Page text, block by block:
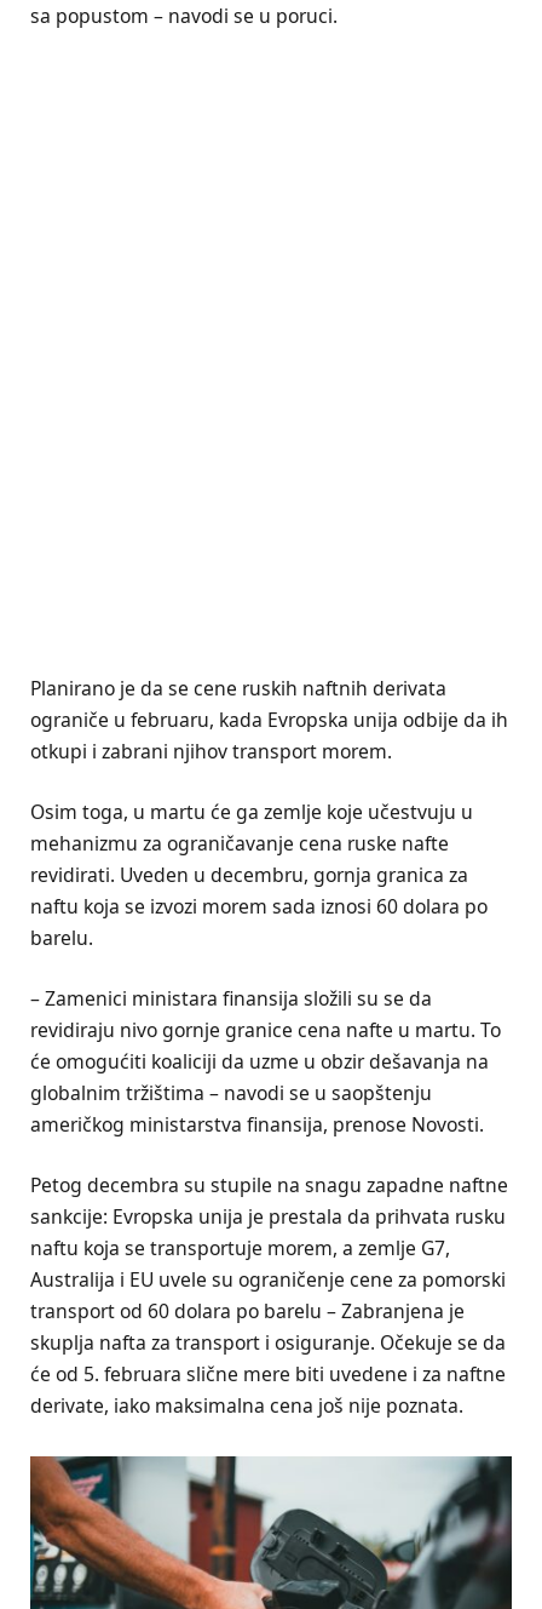
sa popustom – navodi se u poruci.
Planirano je da se cene ruskih naftnih derivata
ograniče u februaru, kada Evropska unija odbije da ih
otkupi i zabrani njihov transport morem.
Osim toga, u martu će ga zemlje koje učestvuju u
mehanizmu za ograničavanje cena ruske nafte
revidirati. Uveden u decembru, gornja granica za
naftu koja se izvozi morem sada iznosi 60 dolara po
barelu.
– Zamenici ministara finansija složili su se da
revidiraju nivo gornje granice cena nafte u martu. To
će omogućiti koaliciji da uzme u obzir dešavanja na
globalnim tržištima – navodi se u saopštenju
američkog ministarstva finansija, prenose Novosti.
Petog decembra su stupile na snagu zapadne naftne
sankcije: Evropska unija je prestala da prihvata rusku
naftu koja se transportuje morem, a zemlje G7,
Australija i EU uvele su ograničenje cene za pomorski
transport od 60 dolara po barelu – Zabranjena je
skuplja nafta za transport i osiguranje. Očekuje se da
će od 5. februara slične mere biti uvedene i za naftne
derivate, iako maksimalna cena još nije poznata.